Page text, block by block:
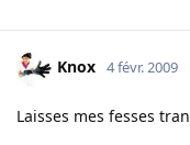
Knox 4 févr. 2009
Laisses mes fesses